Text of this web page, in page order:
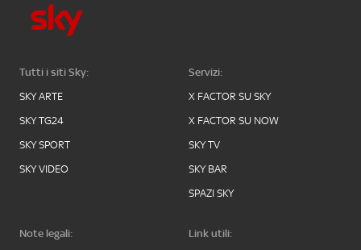
Tutti i siti Sky:
SKY ARTE
SKY TG24
SKY SPORT
SKY VIDEO
Servizi:
X FACTOR SU SKY
X FACTOR SU NOW
SKY TV
SKY BAR
SPAZI SKY
Note legali:
Link utili: